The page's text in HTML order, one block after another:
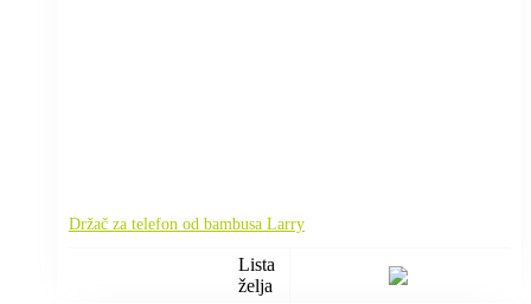
Držač za telefon od bambusa Larry
Lista
želja